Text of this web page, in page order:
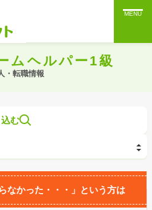
MENU
ムヘルパー1級
・転職情報
む
なかった・・・」という方は